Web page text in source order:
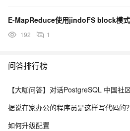
192 1
问答排行榜
据说在家办公的程序员是这样写代码的？
如何升级配置